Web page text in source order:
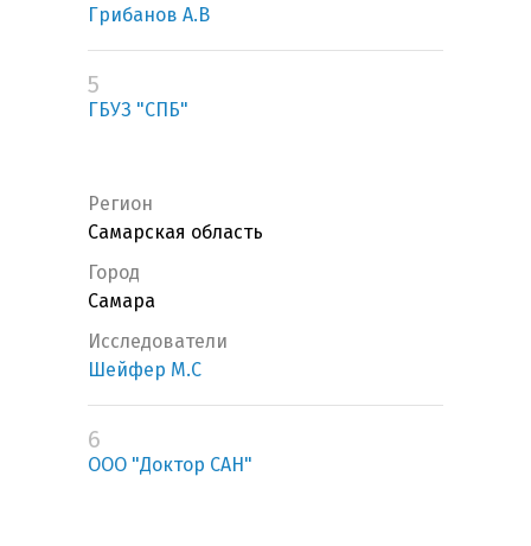
Грибанов А.В
5
ГБУЗ "СПБ"
Регион
Самарская область
Город
Самара
Исследователи
Шейфер М.С
6
ООО "Доктор САН"